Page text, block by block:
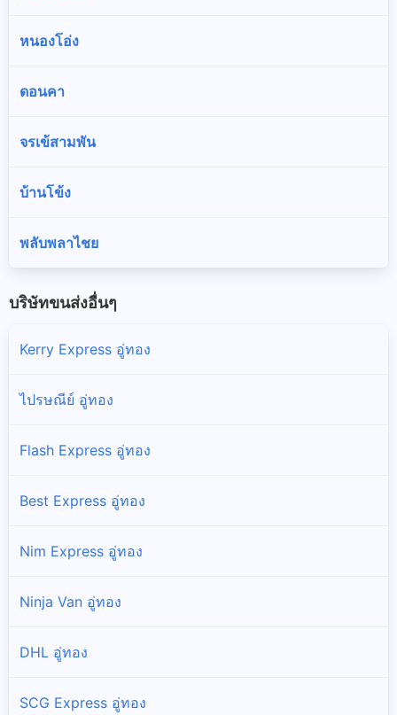
หนองโอ่ง
ดอนคา
จรเข้สามพัน
บ้านโข้ง
พลับพลาไชย
บริษัทขนส่งอื่นๆ
Kerry Express อู่ทอง
ไปรษณีย์ อู่ทอง
Flash Express อู่ทอง
Best Express อู่ทอง
Nim Express อู่ทอง
Ninja Van อู่ทอง
DHL อู่ทอง
SCG Express อู่ทอง